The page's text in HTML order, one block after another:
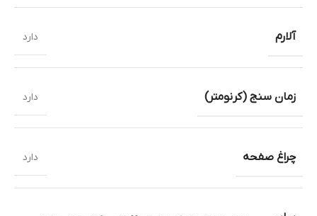
آلارم دارد
زمان سنج (کرنومتر) دارد
چراغ صفحه دارد